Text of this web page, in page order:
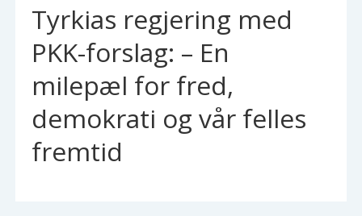
Tyrkias regjering med
PKK-forslag: – En
milepæl for fred,
demokrati og vår felles
fremtid